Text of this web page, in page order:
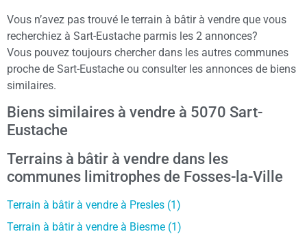
Vous n’avez pas trouvé le terrain à bâtir à vendre que vous
recherchiez à Sart-Eustache parmis les 2 annonces?
Vous pouvez toujours chercher dans les autres communes
proche de Sart-Eustache ou consulter les annonces de biens
similaires.
Biens similaires à vendre à 5070 Sart-
Eustache
Terrains à bâtir à vendre dans les
communes limitrophes de Fosses-la-Ville
Terrain à bâtir à vendre à Presles (1)
Terrain à bâtir à vendre à Biesme (1)